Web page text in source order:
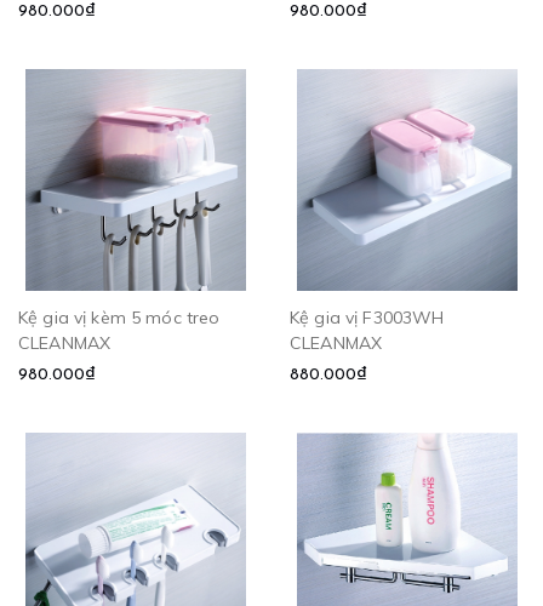
980.000₫ 980.000₫
Kệ gia vị kèm 5 móc treo
CLEANMAX
980.000₫
Kệ gia vị F3003WH
CLEANMAX
880.000₫